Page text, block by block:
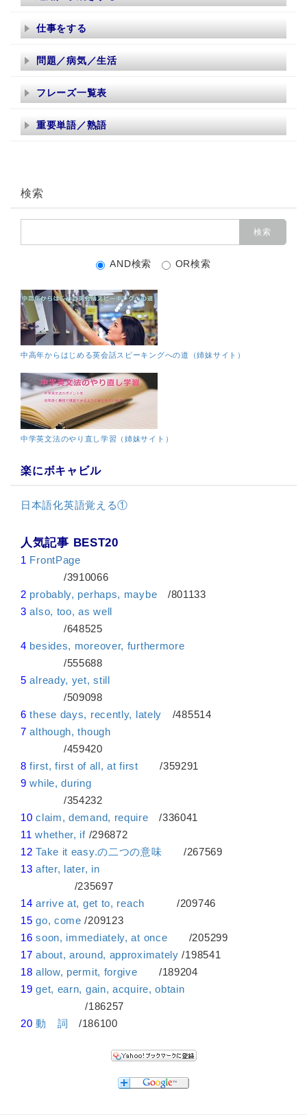
仕事をする
問題／病気／生活
フレーズ一覧表
重要単語／熟語
検索
AND検索 OR検索
中高年からはじめる英会話スピーキングへの道（姉妹サイト）
中学英文法のやり直し学習（姉妹サイト）
楽にボキャビル
日本語化英語覚える①
人気記事 BEST20
1 FrontPage
/3910066
2 probably, perhaps, maybe /801133
3 also, too, as well
/648525
4 besides, moreover, furthermore
/555688
5 already, yet, still
/509098
6 these days, recently, lately /485514
7 although, though
/459420
8 first, first of all, at first /359291
9 while, during
/354232
10 claim, demand, require /336041
11 whether, if/296872
12 Take it easy.の二つの意味 /267569
13 after, later, in
/235697
14 arrive at, get to, reach /209746
15 go, come /209123
16 soon, immediately, at once /205299
17 about, around, approximately /198541
18 allow, permit, forgive /189204
19 get, earn, gain, acquire, obtain
/186257
20 動 詞 /186100